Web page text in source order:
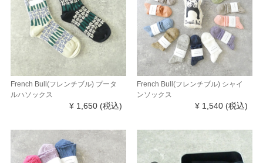
French Bull(フレンチブル) プータ
ルハソックス
¥ 1,650 (税込)
French Bull(フレンチブル) シャイ
ンソックス
¥ 1,540 (税込)